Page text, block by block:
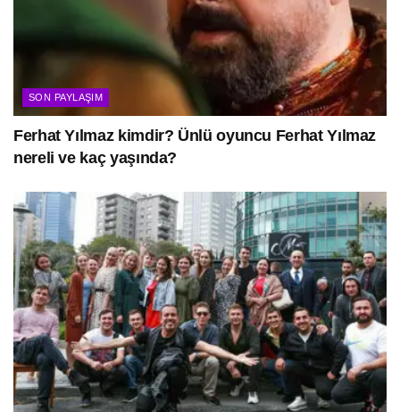
SON PAYLAŞIM
Ferhat Yılmaz kimdir? Ünlü oyuncu Ferhat Yılmaz
nereli ve kaç yaşında?